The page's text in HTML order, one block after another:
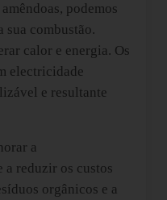
podemos
sua combustão.
calor e energia. Os
electricidade
e resultante
a
a reduzir os custos
orgânicos e a